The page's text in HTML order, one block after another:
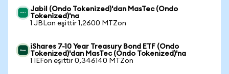
Jabil (Ondo Tokenized)'dan MasTec (Ondo
Tokenized)'na
1 JBLon eşittir 1,2600 MTZon
iShares 7-10 Year Treasury Bond ETF (Ondo
Tokenized)'dan MasTec (Ondo Tokenized)'na
1 IEFon eşittir 0,346140 MTZon